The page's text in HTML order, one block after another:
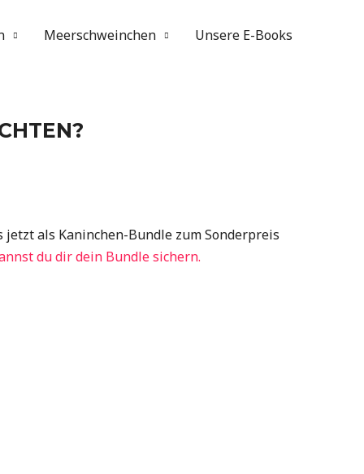
Meerschweinchen Unsere E-Books
als Kaninchen-Bundle zum Sonderpreis
du dir dein Bundle sichern.